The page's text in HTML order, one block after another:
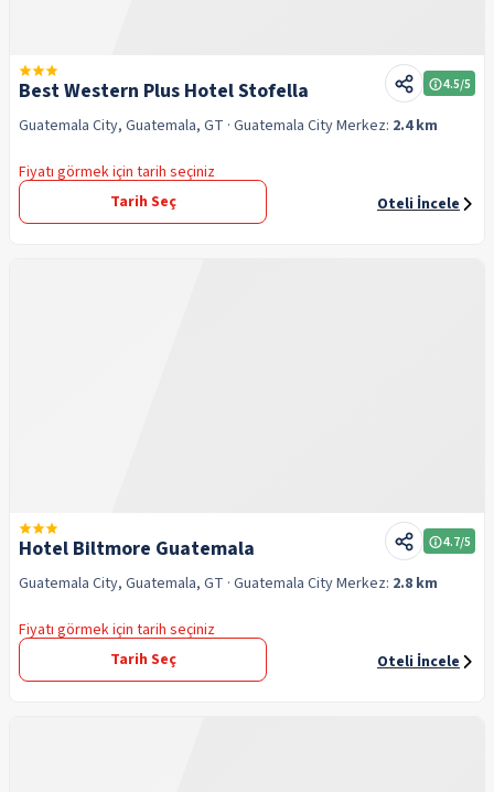
Best Western Plus Hotel Stofella 4.5/5
Guatemala City, Guatemala, GT · Guatemala CityMerkez: 2.4 km
Fiyatı görmek için tarih seçiniz
Tarih Seç
Oteli İncele
Hotel Biltmore Guatemala 4.7/5
Guatemala City, Guatemala, GT · Guatemala CityMerkez: 2.8 km
Fiyatı görmek için tarih seçiniz
Tarih Seç
Oteli İncele